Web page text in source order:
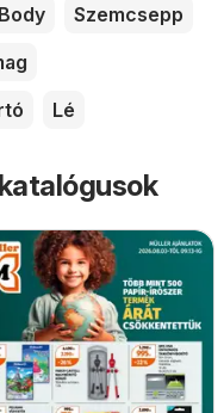
Body
Szemcsepp
Lé